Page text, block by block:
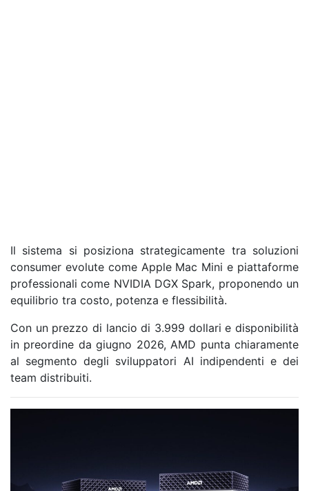
Il sistema si posiziona strategicamente tra soluzioni
consumer evolute come Apple Mac Mini e piattaforme
professionali come NVIDIA DGX Spark, proponendo un
equilibrio tra costo, potenza e flessibilità.
Con un prezzo di lancio di 3.999 dollari e disponibilità
in preordine da giugno 2026, AMD punta chiaramente
al segmento degli sviluppatori AI indipendenti e dei
team distribuiti.